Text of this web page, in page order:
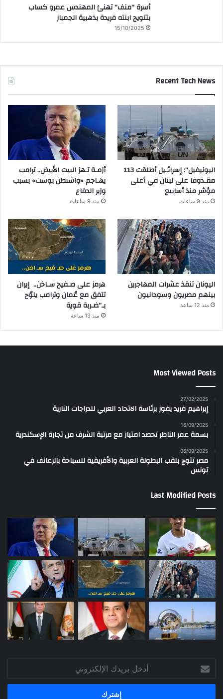
أسرة “منف” تهنئ المهندس عمرو كساب
بتتويج ابنته فريدة بذهبية الجمباز
15/10/2025
Recent Tech News
اليونيفيل”: إسرائـيل أطلقت 113
مقـذوفا على لبنان في أعلى
مؤشر منذ أسابيع
منذ 9 ساعات
أزمـة تـهز البيت الأبيض.. ترامب
يهـاجم «واشنطن بوست» بسبب
وزير الدفاع
منذ 9 ساعات
اليونان تنقذ عشرات المهاجرين
بينهم مصريون وسودانيون
منذ 12 ساعة
هرمز على صـفيح سـاخن.. إيران
تتفق مع عُمان وترامب يلوّح
بـ”ضـربة قوية
منذ 13 ساعة
Most Viewed Posts
27/02/2025
إبراهيم فريد يفوز برئاسة الاتحاد العربي للدراجات النارية
16/09/2025
بسمة عمر الناظر تحصد امتياز مع مرتبة الشرف من تجارة الإسكندرية
06/09/2025
مصر تتوج بلقب البطولة العربية والأفريقية للسباحة بالزعانف في
تونس
Last Modified Posts
بريدك
الإلكتروني